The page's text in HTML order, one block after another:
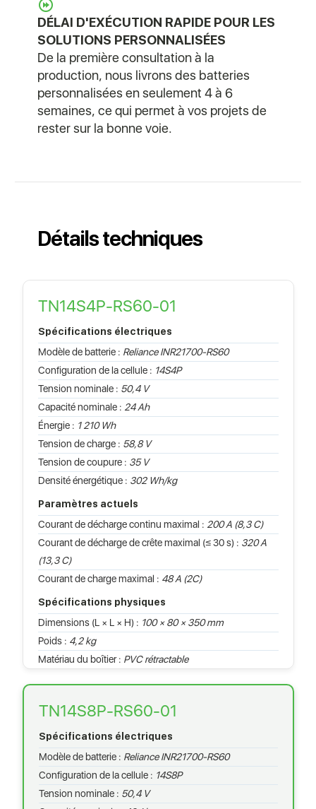
DÉLAI D'EXÉCUTION RAPIDE POUR LES
SOLUTIONS PERSONNALISÉES
De la première consultation à la
production, nous livrons des batteries
personnalisées en seulement 4 à 6
semaines, ce qui permet à vos projets de
rester sur la bonne voie.
Détails techniques
TN14S4P-RS60-01
Spécifications électriques
Modèle de batterie : Reliance INR21700-RS60
Configuration de la cellule : 14S4P
Tension nominale : 50,4 V
Capacité nominale : 24 Ah
Énergie : 1 210 Wh
Tension de charge : 58,8 V
Tension de coupure : 35 V
Densité énergétique : 302 Wh/kg
Paramètres actuels
Courant de décharge continu maximal : 200 A (8,3 C)
Courant de décharge de crête maximal (≤ 30 s) : 320 A
(13,3 C)
Courant de charge maximal : 48 A (2C)
Spécifications physiques
Dimensions (L × L × H) : 100 × 80 × 350 mm
Poids : 4,2 kg
Matériau du boîtier : PVC rétractable
TN14S8P-RS60-01
Spécifications électriques
Modèle de batterie : Reliance INR21700-RS60
Configuration de la cellule : 14S8P
Tension nominale : 50,4 V